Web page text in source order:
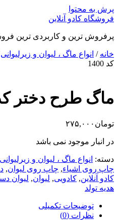
پرش به محتوا
فروشگاه کادو آنلاین
پرفروش ترین و کاربردی ترین
خانه / انواع ماگ ، لیوان و زیرلیوانی
کد 1400
ماگ طرح دختر کد
تومان ۲۷۵,۰۰۰
در انبار موجود نمی باشد
دسته: انواع ماگ ، لیوان و زیرلیوانی
چاپ روی اشیاء, چاپ روی لیوان,
کادو آنلاین, کادویی, لیوان, لیوان
هدیه تولد
توضیحات تکمیلی
نظرات (0)